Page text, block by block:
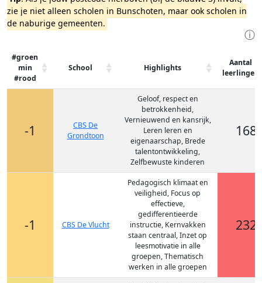
zie je niet alleen scholen in Bunschoten, maar ook scholen in
de naburige gemeenten.
ⓘ
#groen
min
#rood
School Highlights
Aantal
leerlingen
-1
CBS De
Grondtoon
Geloof, respect en
betrokkenheid,
Vernieuwend en kansrijk,
Leren leren en
eigenaarschap, Brede
talentontwikkeling,
Zelfbewuste kinderen
168
-1 CBS De Vlucht
Pedagogisch klimaat en
veiligheid, Focus op
effectieve,
gedifferentieerde
instructie, Kernvakken
staan centraal, Inzet op
leesmotivatie in alle
groepen, Thematisch
werken in alle groepen
232